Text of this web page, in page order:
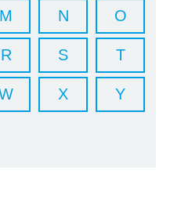
M N O
R S T
X Y